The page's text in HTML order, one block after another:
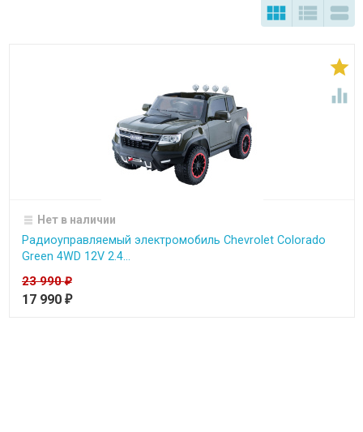
  


Нет в наличии
Радиоуправляемый электромобиль Chevrolet Colorado
Green 4WD 12V 2.4...
23 990₽
17 990 ₽